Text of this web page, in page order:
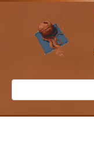
Перейти
контенту
Поиск: